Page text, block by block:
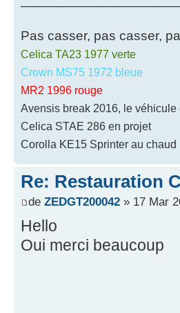
Pas casser, pas casser,
Celica TA23 1977 verte
Crown MS75 1972 bleue
MR2 1996 rouge
Avensis break 2016, le véhicule
Celica STAE 286 en projet
Corolla KE15 Sprinter au chaud
Re: Restauration
de ZEDGT200042 » 17 Mar
Hello
Oui merci beaucoup